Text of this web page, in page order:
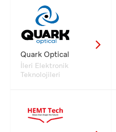
Quark Optical
İleri Elektronik
Teknolojileri